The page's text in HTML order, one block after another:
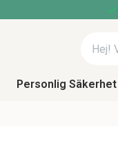
Personlig Säkerhet